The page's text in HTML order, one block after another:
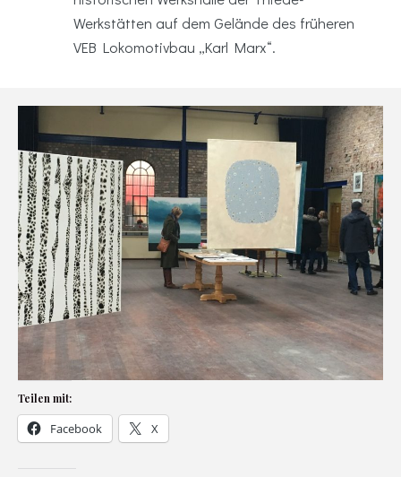
Werkstätten auf dem Gelände des früheren
VEB Lokomotivbau „Karl Marx“.
Teilen mit:
Facebook X